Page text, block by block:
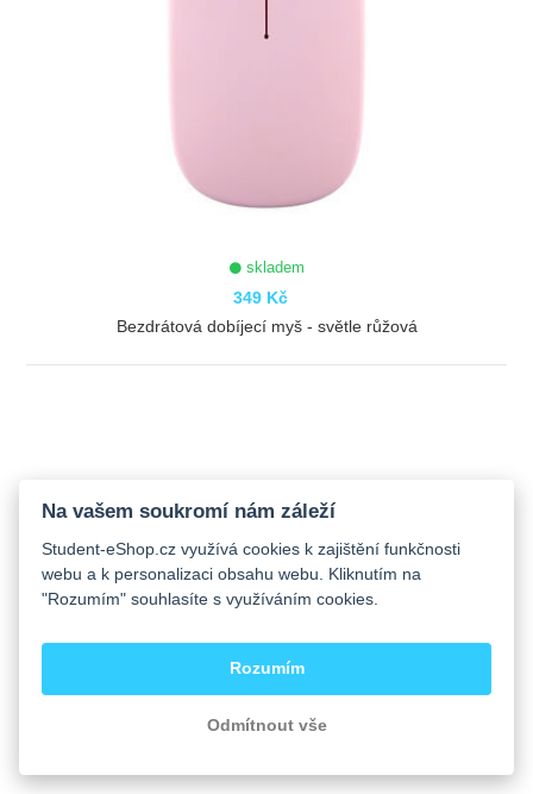
skladem
349 Kč
Bezdrátová dobíjecí myš - světle růžová
Na vašem soukromí nám záleží
Student-eShop.cz využívá cookies k zajištění funkčnosti
webu a k personalizaci obsahu webu. Kliknutím na
"Rozumím" souhlasíte s využíváním cookies.
Rozumím
Odmítnout vše